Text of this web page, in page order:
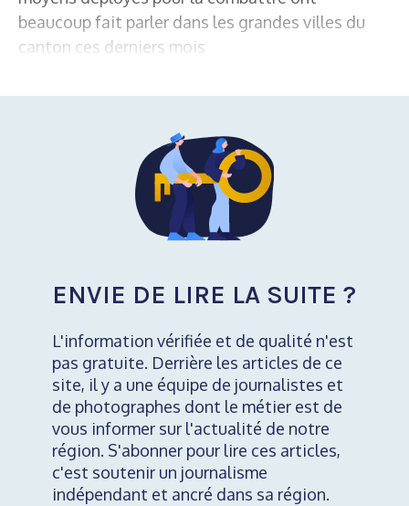
beaucoup fait parler dans les grandes villes du
canton ces derniers mois
ENVIE DE LIRE LA SUITE ?
L'information vérifiée et de qualité n'est
pas gratuite. Derrière les articles de ce
site, il y a une équipe de journalistes et
de photographes dont le métier est de
vous informer sur l'actualité de notre
région. S'abonner pour lire ces articles,
c'est soutenir un journalisme
indépendant et ancré dans sa région.